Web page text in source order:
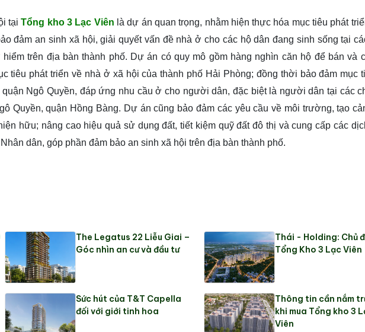
tạiTổng kho 3 Lạc Viên là dự án quan trọng, nhằm hiện thực hóa mục tiêu phát
đảm an sinh xã hội, giải quyết vấn đề nhà ở cho các hộ dân đang sinh sống tại
trên địa bàn thành phố. Dự án có quy mô gồm hàng nghìn căn hộ để bán và
tiêu phát triển về nhà ở xã hội của thành phố Hải Phòng; đồng thời bảo đảm mục
Ngô Quyền, đáp ứng nhu cầu ở cho người dân, đặc biệt là người dân tại các
Quyền, quận Hồng Bàng. Dự án cũng bảo đảm các yêu cầu về môi trường, tạo
hữu; nâng cao hiệu quả sử dụng đất, tiết kiệm quỹ đất đô thị và cung cấp các
dân, góp phần đảm bảo an sinh xã hội trên địa bàn thành phố.
The Legatus 22 Liễu Giai –
Góc nhìn an cư và đầu tư
Thái - Holding: Chủ
Tổng Kho 3 Lạc Viên
Sức hút của T&T Capella
đối với giới tinh hoa
Thông tin cần nắm
khi mua Tổng kho 3
Viên